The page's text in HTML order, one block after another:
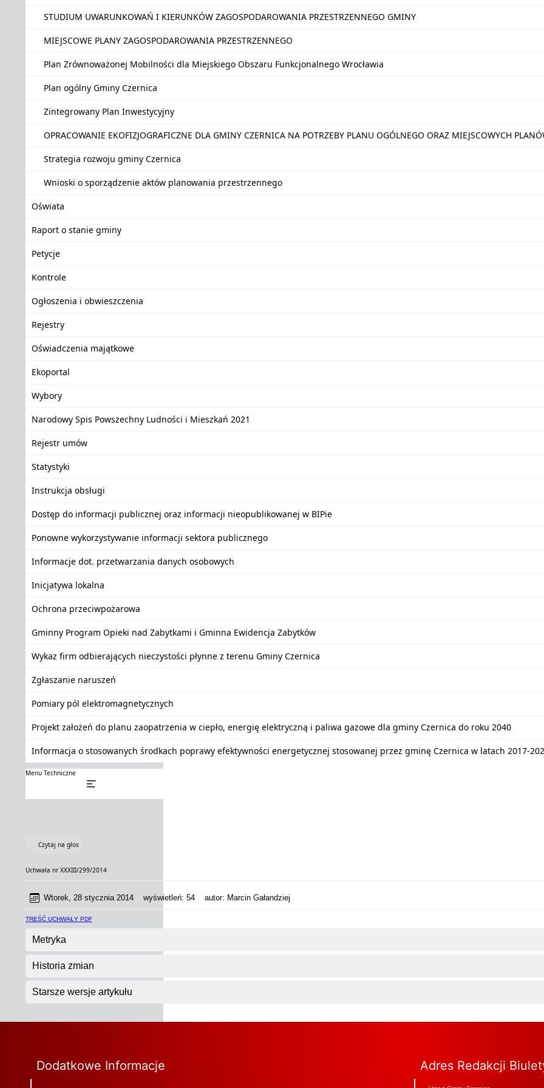
STUDIUM UWARUNKOWAŃ I KIERUNKÓW ZAGOSPODAROWANIA PRZESTRZENNEGO GMINY
MIEJSCOWE PLANY ZAGOSPODAROWANIA PRZESTRZENNEGO
Plan Zrównoważonej Mobilności dla Miejskiego Obszaru Funkcjonalnego Wrocławia
Plan ogólny Gminy Czernica
Zintegrowany Plan Inwestycyjny
OPRACOWANIE EKOFIZJOGRAFICZNE DLA GMINY CZERNICA NA POTRZEBY PLANU OGÓLNEGO ORAZ MIEJSCOWYCH
Strategia rozwoju gminy Czernica
Wnioski o sporządzenie aktów planowania przestrzennego
Oświata
Raport o stanie gminy
Petycje
Kontrole
Ogłoszenia i obwieszczenia
Rejestry
Oświadczenia majątkowe
Ekoportal
Wybory
Narodowy Spis Powszechny Ludności i Mieszkań 2021
Rejestr umów
Statystyki
Instrukcja obsługi
Dostęp do informacji publicznej oraz informacji nieopublikowanej w BIPie
Ponowne wykorzystywanie informacji sektora publicznego
Informacje dot. przetwarzania danych osobowych
Inicjatywa lokalna
Ochrona przeciwpożarowa
Gminny Program Opieki nad Zabytkami i Gminna Ewidencja Zabytków
Wykaz firm odbierających nieczystości płynne z terenu Gminy Czernica
Zgłaszanie naruszeń
Pomiary pól elektromagnetycznych
Projekt założeń do planu zaopatrzenia w ciepło, energię elektryczną i paliwa gazowe dla gminy Czernica do roku 2040
Informacja o stosowanych środkach poprawy efektywności energetycznej stosowanej przez gminę Czernica w latach 2017-
Menu Techniczne
Czytaj na głos
Uchwała nr XXXIII/299/2014
Wtorek, 28 stycznia 2014 wyświetleń: 54 autor: Marcin Gałandziej
TREŚĆ UCHWAŁY PDF
Metryka
Historia zmian
Starsze wersje artykułu
Dodatkowe Informacje Adres Redakcji